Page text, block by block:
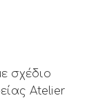
σχέδιο
Atelier